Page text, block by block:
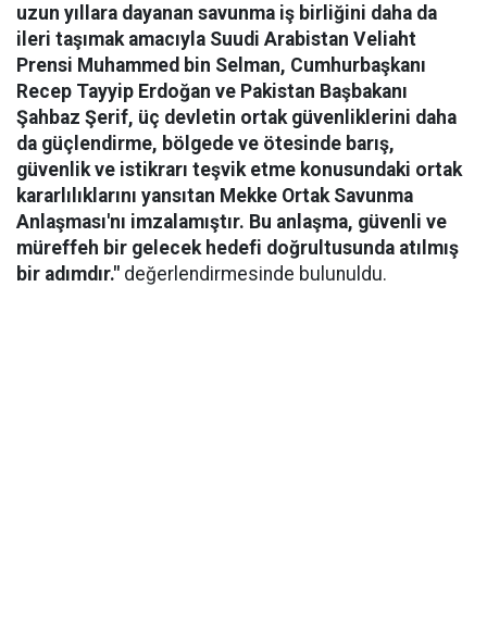
uzun yıllara dayanan savunma iş birliğini daha da
ileri taşımak amacıyla Suudi Arabistan Veliaht
Prensi Muhammed bin Selman, Cumhurbaşkanı
Recep Tayyip Erdoğan ve Pakistan Başbakanı
Şahbaz Şerif, üç devletin ortak güvenliklerini daha
da güçlendirme, bölgede ve ötesinde barış,
güvenlik ve istikrarı teşvik etme konusundaki ortak
kararlılıklarını yansıtan Mekke Ortak Savunma
Anlaşması'nı imzalamıştır. Bu anlaşma, güvenli ve
müreffeh bir gelecek hedefi doğrultusunda atılmış
bir adımdır." değerlendirmesinde bulunuldu.